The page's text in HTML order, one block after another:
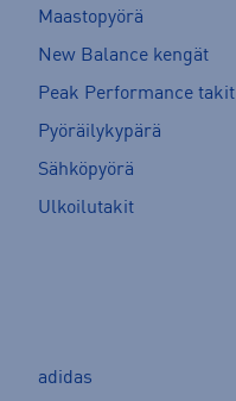
Maastopyörä
New Balance kengät
Peak Performance takit
Pyöräilykypärä
Sähköpyörä
Ulkoilutakit
adidas